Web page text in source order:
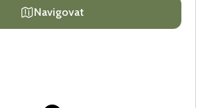
Navigovat